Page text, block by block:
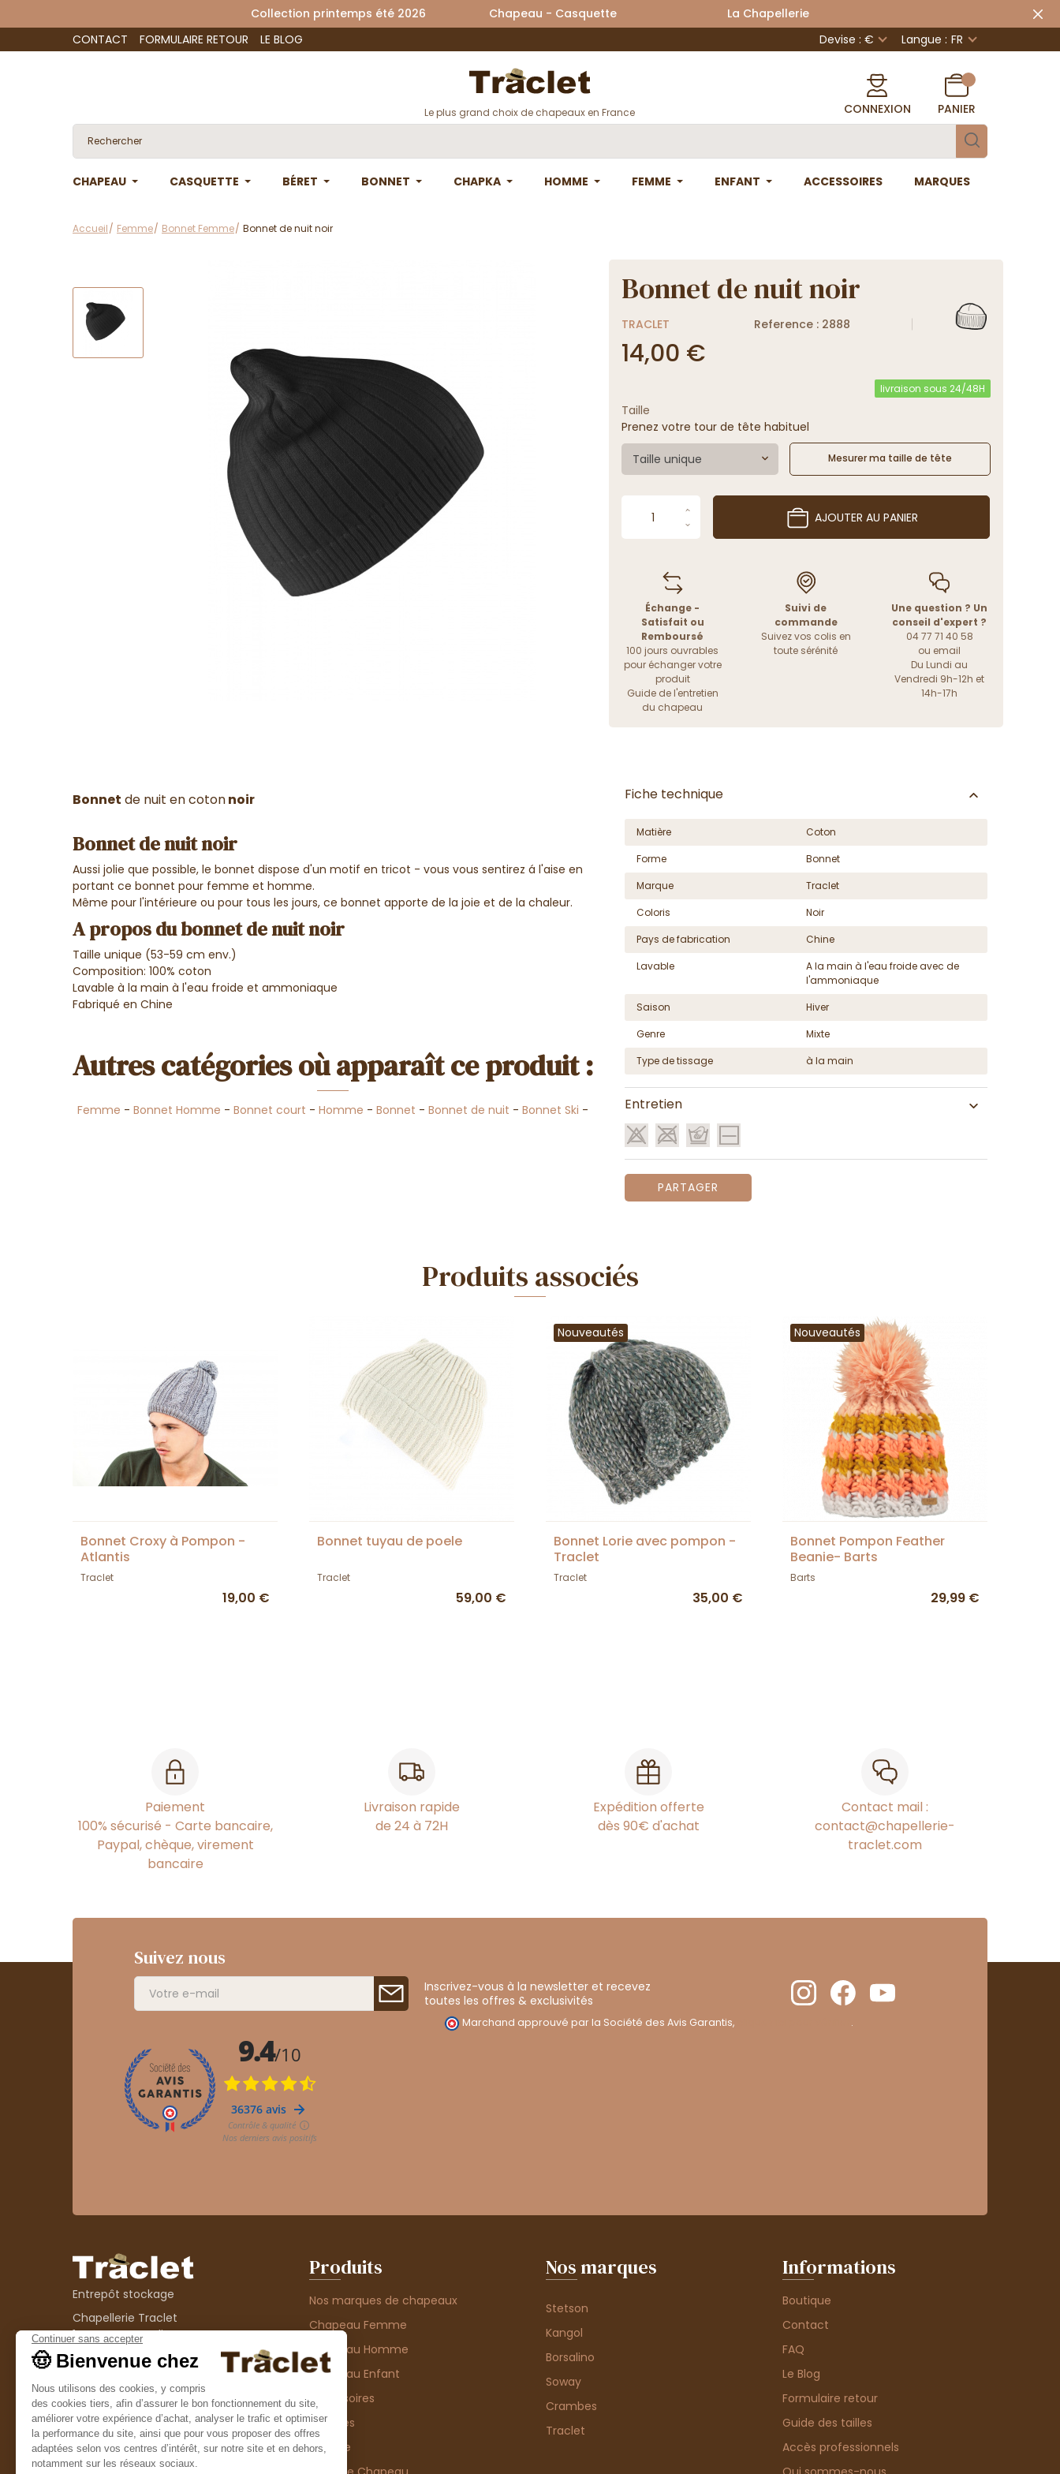
Collection printemps été 2026 Chapeau - Casquette La Chapellerie
CONTACT
FORMULAIRE RETOUR LE BLOG Devise : € Langue : FR
Le plus grand choix de chapeaux en France CONNEXION PANIER
CHAPEAU CASQUETTE BÉRET BONNET CHAPKA HOMME FEMME ENFANT ACCESSOIRES MARQUES
Accueil Femme Bonnet Femme Bonnet de nuit noir
Bonnet de nuit noir
TRACLET Reference : 2888
14,00 €
livraison sous 24/48H
Taille
Prenez votre tour de tête habituel
Taille unique Mesurer ma taille de tête
AJOUTER AU PANIER
Échange -
Satisfait ou
Remboursé
100 jours ouvrables
pour échanger votre
produit
Guide de l'entretien
du chapeau
Suivi de
commande
Suivez vos colis en
toute sérénité
Une question ? Un
conseil d'expert ?
04 77 71 40 58
ou email
Du Lundi au
Vendredi 9h-12h et
14h-17h
Bonnet de nuit en cotonnoir
Bonnet de nuit noir
Aussi jolie que possible, le bonnet dispose d'un motif en tricot - vous vous sentirez á l'aise en
portant ce bonnet pour femme et homme.
Même pour l'intérieure ou pour tous les jours, ce bonnet apporte de la joie et de la chaleur.
A propos du bonnet de nuit noir
Taille unique (53-59 cm env.)
Composition: 100% coton
Lavable à la main à l'eau froide et ammoniaque
Fabriqué en Chine
Autres catégories où apparaît ce produit :
Femme - Bonnet Homme - Bonnet court - Homme - Bonnet - Bonnet de nuit - Bonnet Ski -
Fiche technique
Matière
Coton
Forme
Bonnet
Marque
Traclet
Coloris
Noir
Pays de fabrication
Chine
Lavable
A la main à l'eau froide avec de
l'ammoniaque
Saison
Hiver
Genre
Mixte
Type de tissage
à la main
Entretien
PARTAGER
Produits associés
Bonnet Croxy à Pompon -
Atlantis
Traclet
19,00 €
Bonnet tuyau de poele
Traclet
59,00 €
Nouveautés
Bonnet Lorie avec pompon -
Traclet
Traclet
35,00 €
Nouveautés
Bonnet Pompon Feather
Beanie- Barts
Barts
29,99 €
Paiement
100% sécurisé - Carte bancaire,
Paypal, chèque, virement
bancaire
Livraison rapide
de 24 à 72H
Expédition offerte
dès 90€ d'achat
Contact mail :
contact@chapellerie-
traclet.com
Suivez nous
Inscrivez-vous à la newsletter et recevez
toutes les offres & exclusivités
Marchand approuvé par la Société des Avis Garantis, .
Entrepôt stockage
Chapellerie Traclet
14 Impasse Bardin
42300 Roanne
contact@chapellerie-traclet.com
Boutique
Chapellerie Traclet
4 rue de Cadore
42300 Roanne
Produits
Nos marques de chapeaux
Chapeau Femme
Chapeau Homme
Chapeau Enfant
Accessoires
Thèmes
Matière
Nos marques
Stetson
Kangol
Borsalino
Soway
Crambes
Traclet
Informations
Boutique
Contact
FAQ
Le Blog
Formulaire retour
Guide des tailles
Accès professionnels